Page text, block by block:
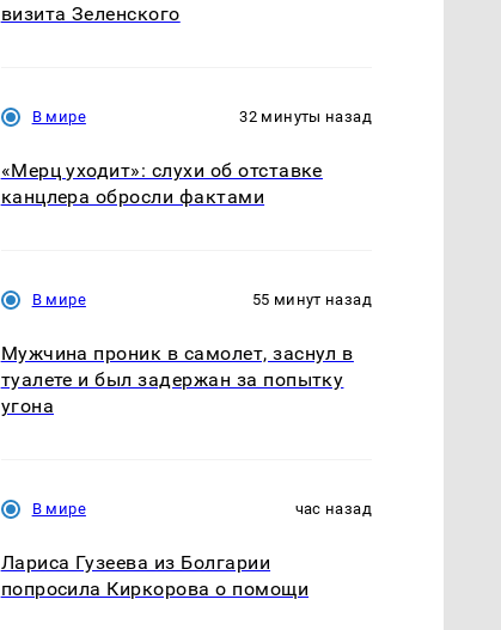
визита Зеленского
В мире 32 минуты назад
«Мерц уходит»: слухи об отставке
канцлера обросли фактами
В мире 55 минут назад
Мужчина проник в самолет, заснул в
туалете и был задержан за попытку
угона
В мире час назад
Лариса Гузеева из Болгарии
попросила Киркорова о помощи